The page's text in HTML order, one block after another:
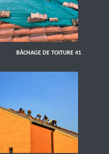
BÂCHAGE DE TOITURE 41